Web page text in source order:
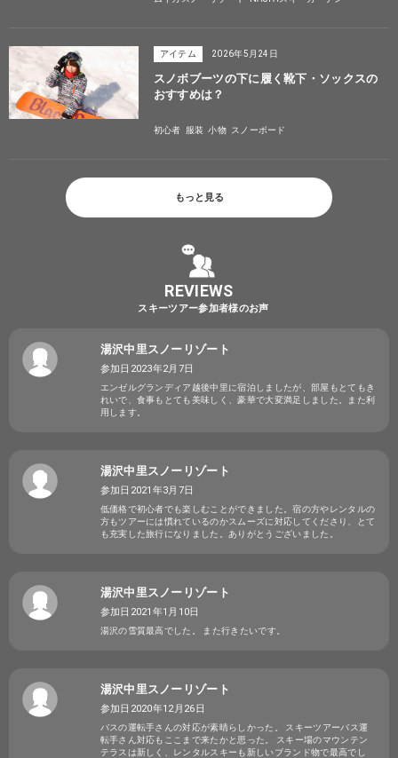
アイテム 2026年5月24日
スノボブーツの下に履く靴下・ソックスの
おすすめは？
初心者 服装 小物 スノーボード
もっと見る
REVIEWS
スキーツアー参加者様のお声
湯沢中里スノーリゾート
参加日2023年2月7日
エンゼルグランディア越後中里に宿泊しましたが、部屋もとてもき
れいで、食事もとても美味しく、豪華で大変満足しました。また利
用します。
湯沢中里スノーリゾート
参加日2021年3月7日
低価格で初心者でも楽しむことができました。宿の方やレンタルの
方もツアーには慣れているのかスムーズに対応してくださり、とて
も充実した旅行になりました。ありがとうございました。
湯沢中里スノーリゾート
参加日2021年1月10日
湯沢の雪質最高でした。 また行きたいです。
湯沢中里スノーリゾート
参加日2020年12月26日
バスの運転手さんの対応が素晴らしかった。 スキーツアーバス運
転手さん対応もここまで来たかと思った。 スキー場のマウンテン
テラスは新しく、レンタルスキーも新しいブランド物で最高でし